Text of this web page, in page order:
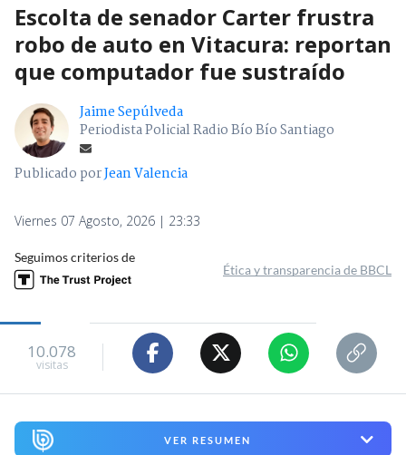
Escolta de senador Carter frustra
robo de auto en Vitacura: reportan
que computador fue sustraído
Jaime Sepúlveda
Periodista Policial Radio Bío Bío Santiago
Publicado porJean Valencia
Viernes 07 Agosto, 2026 | 23:33
Seguimos criterios de
Ética y transparencia de BBCL
10.078
visitas
VER RESUMEN